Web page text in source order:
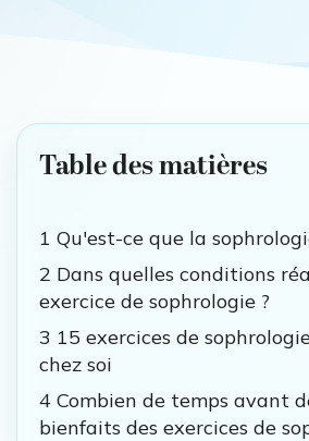
Table des matières
1 Qu'est-ce que la
2 Dans quelles conditions
exercice de sophrologie ?
3 15 exercices de
chez soi
4 Combien de temps avant
bienfaits des exercices de